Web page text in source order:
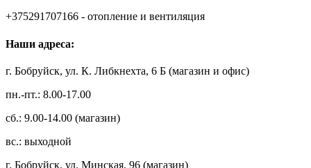
+375291707166 - отопление и вентиляция
Наши адреса:
г. Бобруйск, ул. К. Либкнехта, 6 Б (магазин и офис)
пн.-пт.: 8.00-17.00
сб.: 9.00-14.00 (магазин)
вс.: выходной
г. Бобруйск, ул. Минская, 96 (магазин)